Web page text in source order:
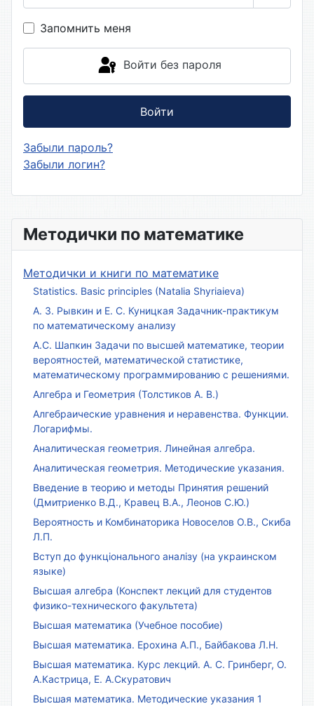
Методички по математике
Методички и книги по математике
Statistics. Basic principles (Natalia Shyriaieva)
А. З. Рывкин и Е. С. Куницкая Задачник-практикум
по математическому анализу
А.С. Шапкин Задачи по высшей математике, теории
вероятностей, математической статистике,
математическому программированию с решениями.
Алгебра и Геометрия (Толстиков А. В.)
Алгебраические уравнения и неравенства. Функции.
Логарифмы.
Аналитическая геометрия. Линейная алгебра.
Аналитическая геометрия. Методические указания.
Введение в теорию и методы Принятия решений
(Дмитриенко В.Д., Кравец В.А., Леонов С.Ю.)
Вероятность и Комбинаторика Новоселов О.В., Скиба
Л.П.
Вступ до функціонального аналізу (на украинском
языке)
Высшая алгебра (Конспект лекций для студентов
физико-технического факультета)
Высшая математика (Учебное пособие)
Высшая математика. Ерохина А.П., Байбакова Л.Н.
Высшая математика. Курс лекций. А. С. Гринберг, О.
А.Кастрица, Е. А.Скуратович
Высшая математика. Методические указания 1
Запомнить меня
Войти без пароля
Войти
Забыли пароль?
Забыли логин?